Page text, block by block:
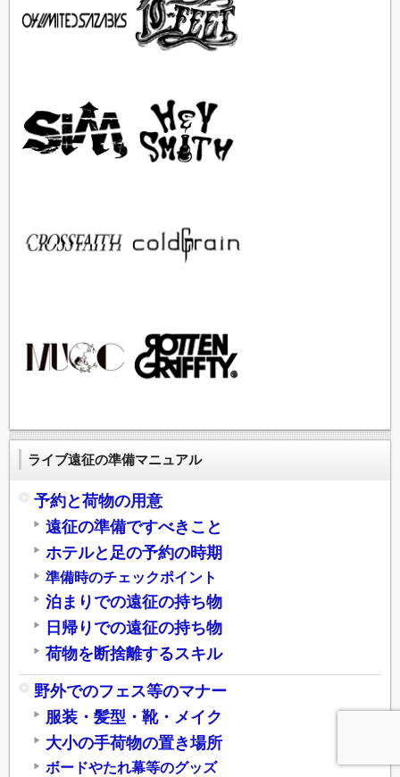
ライブ遠征の準備マニュアル
予約と荷物の用意
遠征の準備ですべきこと
ホテルと足の予約の時期
準備時のチェックポイント
泊まりでの遠征の持ち物
日帰りでの遠征の持ち物
荷物を断捨離するスキル
野外でのフェス等のマナー
服装・髪型・靴・メイク
大小の手荷物の置き場所
ボードやたれ幕等のグッズ